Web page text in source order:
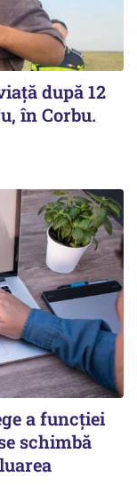
după 12
în Corbu.
a funcției
schimbă